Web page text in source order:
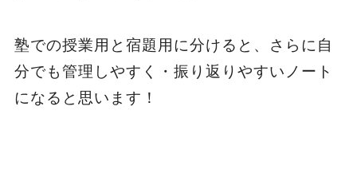
塾での授業用と宿題用に分けると、さらに自
分でも管理しやすく・振り返りやすいノート
になると思います！